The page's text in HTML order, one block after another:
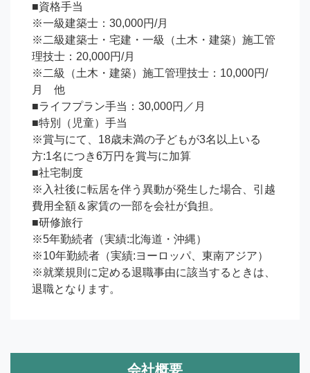
■資格手当
※一級建築士：30,000円/月
※二級建築士・宅建・一級（土木・建築）施工管
理技士：20,000円/月
※二級（土木・建築）施工管理技士：10,000円/
月　他
■ライフプラン手当：30,000円／月
■特別（児童）手当
※賞与にて、18歳未満の子どもが3名以上いる
方:1名につき6万円を賞与に加算
■社宅制度
※入社後に転居を伴う異動が発生した場合、引越
費用全額＆家賃の一部を会社が負担。
■研修旅行
※5年勤続者（実績:北海道・沖縄）
※10年勤続者（実績:ヨーロッパ、東南アジア）
※就業規則に定める退職事由に該当するときは、
退職となります。
会社概要